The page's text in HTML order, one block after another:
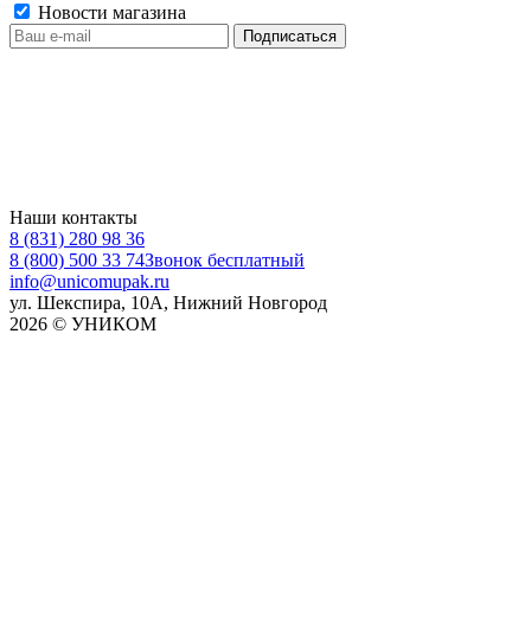
Новости магазина
Наши контакты
8 (831) 280 98 36
8 (800) 500 33 74Звонок бесплатный
info@unicomupak.ru
ул. Шекспира, 10А, Нижний Новгород
2026 © УНИКОМ